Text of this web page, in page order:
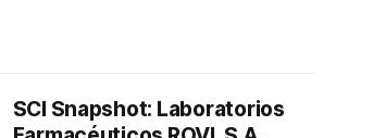
SCI Snapshot: Laboratorios